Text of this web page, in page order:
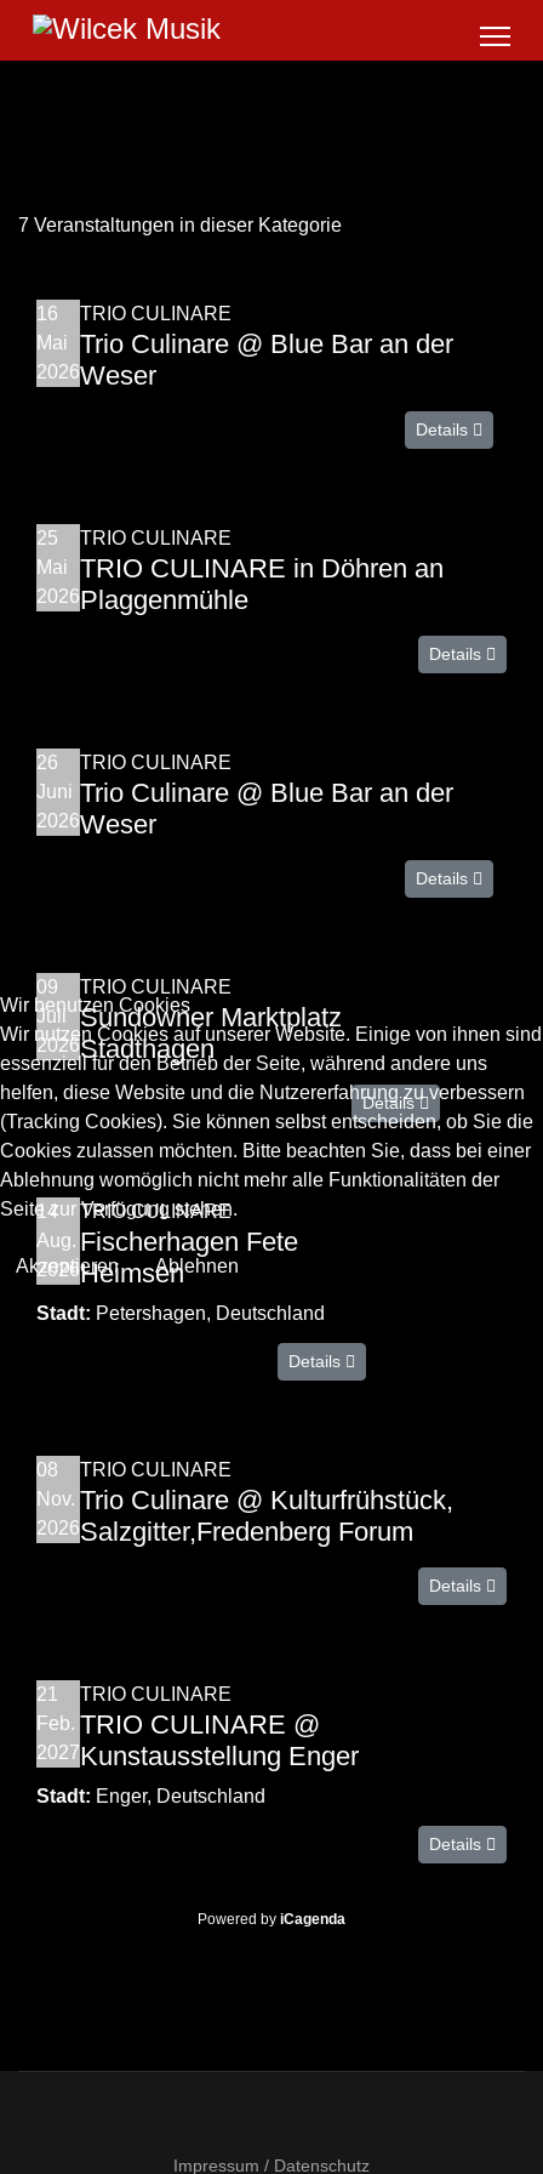
7 Veranstaltungen in dieser Kategorie
16
Mai
2026
TRIO CULINARE
Trio Culinare @ Blue Bar an der
Weser
Details
25
Mai
2026
TRIO CULINARE
TRIO CULINARE in Döhren an
Plaggenmühle
Details
26
Juni
2026
TRIO CULINARE
Trio Culinare @ Blue Bar an der
Weser
Details
09
Juli
2026
TRIO CULINARE
Sundowner Marktplatz
Stadthagen
Details
14
Aug.
2026
TRIO CULINARE
Fischerhagen Fete
Heimsen
Stadt: Petershagen, Deutschland
Details
08
Nov.
2026
TRIO CULINARE
Trio Culinare @ Kulturfrühstück,
Salzgitter,Fredenberg Forum
Details
21
Feb.
2027
TRIO CULINARE
TRIO CULINARE @
Kunstausstellung Enger
Stadt: Enger, Deutschland
Details
Powered by iCagenda
Impressum / Datenschutz
Wir benutzen Cookies
Wir nutzen Cookies auf unserer Website. Einige von ihnen sind
essenziell für den Betrieb der Seite, während andere uns
helfen, diese Website und die Nutzererfahrung zu verbessern
(Tracking Cookies). Sie können selbst entscheiden, ob Sie die
Cookies zulassen möchten. Bitte beachten Sie, dass bei einer
Ablehnung womöglich nicht mehr alle Funktionalitäten der
Seite zur Verfügung stehen.
Akzeptieren Ablehnen